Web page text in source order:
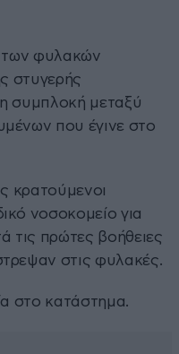
των φυλακών
στυγερής
συμπλοκή μεταξύ
που έγινε στο
κρατούμενοι
νοσοκομείο για
τις πρώτες βοήθειες
στις φυλακές.
στο κατάστημα.